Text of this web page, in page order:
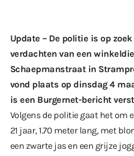
Update – De politie is op
verdachten van een
Schaepmanstraat in
vond plaats op dinsdag 4
is een Burgernet-bericht
Volgens de politie gaat het om
21 jaar, 1.70 meter lang, met
een zwarte jas en een grijze